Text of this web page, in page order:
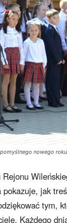
nowego
jak
tym,
Każdego